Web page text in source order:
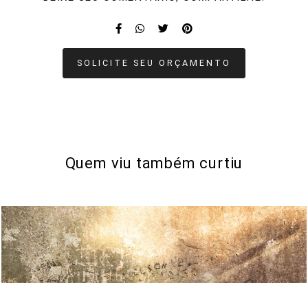
SOLICITE SEU ORÇAMENTO
Quem viu também curtiu